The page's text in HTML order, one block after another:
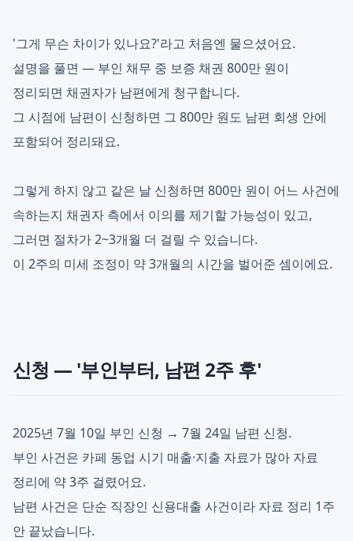
'그게 무슨 차이가 있나요?'라고 처음엔 물으셨어요.
설명을 풀면 — 부인 채무 중 보증 채권 800만 원이
정리되면 채권자가 남편에게 청구합니다.
그 시점에 남편이 신청하면 그 800만 원도 남편 회생 안에
포함되어 정리돼요.
그렇게 하지 않고 같은 날 신청하면 800만 원이 어느 사건에
속하는지 채권자 측에서 이의를 제기할 가능성이 있고,
그러면 절차가 2~3개월 더 걸릴 수 있습니다.
이 2주의 미세 조정이 약 3개월의 시간을 벌어준 셈이에요.
신청 — '부인부터, 남편 2주 후'
2025년 7월 10일 부인 신청 → 7월 24일 남편 신청.
부인 사건은 카페 동업 시기 매출·지출 자료가 많아 자료
정리에 약 3주 걸렸어요.
남편 사건은 단순 직장인 신용대출 사건이라 자료 정리 1주
안 끝났습니다.